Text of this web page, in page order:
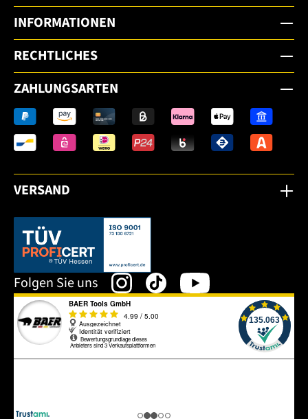
INFORMATIONEN
RECHTLICHES
ZAHLUNGSARTEN
VERSAND
Dieser Link öffnet sich in einem neuen Tab.
Folgen Sie uns